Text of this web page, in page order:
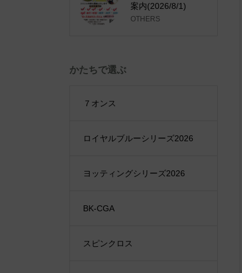
案内(2026/8/1)
OTHERS
かたちで選ぶ
７オンス
ロイヤルブルーシリーズ2026
ヨッティングシリーズ2026
BK-CGA
スピンクロス